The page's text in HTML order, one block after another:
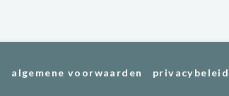
algemene voorwaarden privacybeleid